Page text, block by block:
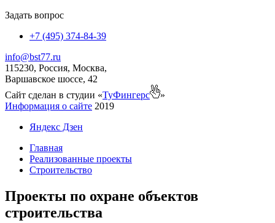
Задать вопрос
+7 (495) 374-84-39
info@bst77.ru
115230, Россия, Москва,
Варшавское шоссе, 42
Сайт сделан в студии «ТуФингерс
»
Информация о сайте 2019
Яндекс Дзен
Главная
Реализованные проекты
Строительство
Проекты по охране объектов
строительства